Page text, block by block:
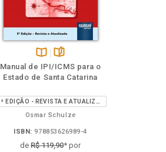
Disponível
na
páginas
Manual de IPI/ICMS para o
Estado de Santa Catarina
Osmar Schulze
ISBN: 978853626989-4
deR$ 119,90* por